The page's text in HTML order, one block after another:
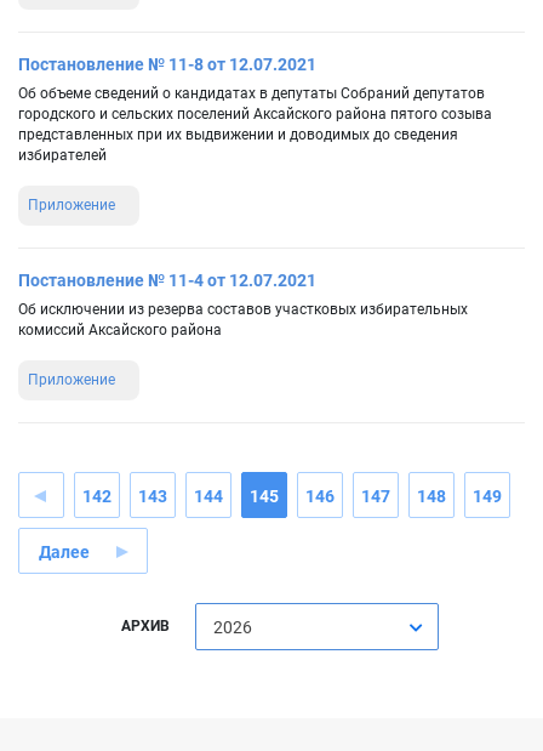
Постановление № 11-8 от 12.07.2021
Об объеме сведений о кандидатах в депутаты Собраний депутатов
городского и сельских поселений Аксайского района пятого созыва
представленных при их выдвижении и доводимых до сведения
избирателей
Приложение
Постановление № 11-4 от 12.07.2021
Об исключении из резерва составов участковых избирательных
комиссий Аксайского района
Приложение
142 143 144 145 146 147 148 149
Далее
АРХИВ 2026